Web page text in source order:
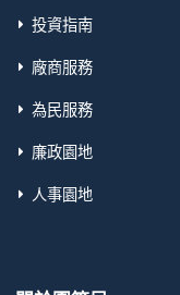
投資指南
廠商服務
為民服務
廉政園地
人事園地